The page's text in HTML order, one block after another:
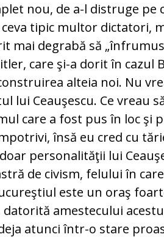
nou, de a-l distruge pe
ceva tipic multor dictatori,
mai degrabă să
care şi-a dorit în cazul
alteia noi. Nu
lui Ceauşescu. Ce vreau
care a fost pus în loc şi
însă eu cred cu
personalităţii lui
de civism, felului în
este un oraş
amestecului
atunci într-o stare